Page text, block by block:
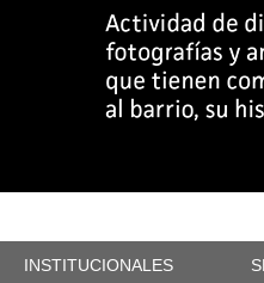
INSTITUCIONALES